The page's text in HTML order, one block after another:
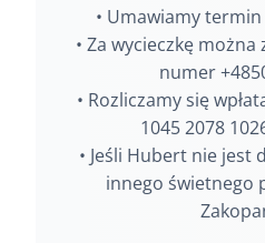
• Umawiamy
• Za wycieczkę można
numer
• Rozliczamy się
1045 2078
• Jeśli Hubert nie jest
innego świetnego